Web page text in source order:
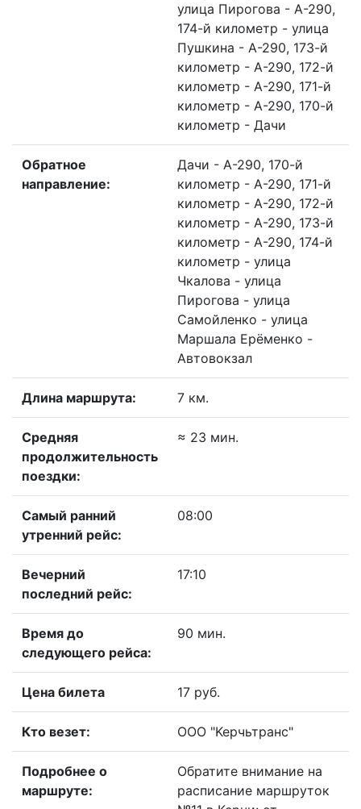
улица Пирогова - А-290,
174-й километр - улица
Пушкина - А-290, 173-й
километр - А-290, 172-й
километр - А-290, 171-й
километр - А-290, 170-й
километр - Дачи
Обратное
направление:
Дачи - А-290, 170-й
километр - А-290, 171-й
километр - А-290, 172-й
километр - А-290, 173-й
километр - А-290, 174-й
километр - улица
Чкалова - улица
Пирогова - улица
Самойленко - улица
Маршала Ерёменко -
Автовокзал
Длина маршрута: 7 км.
Средняя
продолжительность
поездки:
≈ 23 мин.
Самый ранний
утренний рейс:
08:00
Вечерний
последний рейс:
17:10
Время до
следующего рейса:
90 мин.
Цена билета 17 руб.
Кто везет: ООО "Kepчьтранс"
Подробнее о
маршруте:
Обратите внимание на
расписание маршруток